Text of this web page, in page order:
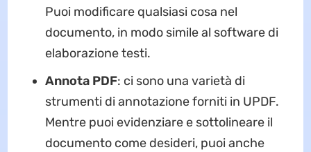
Puoi modificare qualsiasi cosa nel
documento, in modo simile al software di
elaborazione testi.
Annota PDF: ci sono una varietà di
strumenti di annotazione forniti in UPDF.
Mentre puoi evidenziare e sottolineare il
documento come desideri, puoi anche